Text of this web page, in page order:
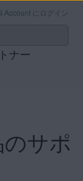
Account にログイン
ナー
サポ